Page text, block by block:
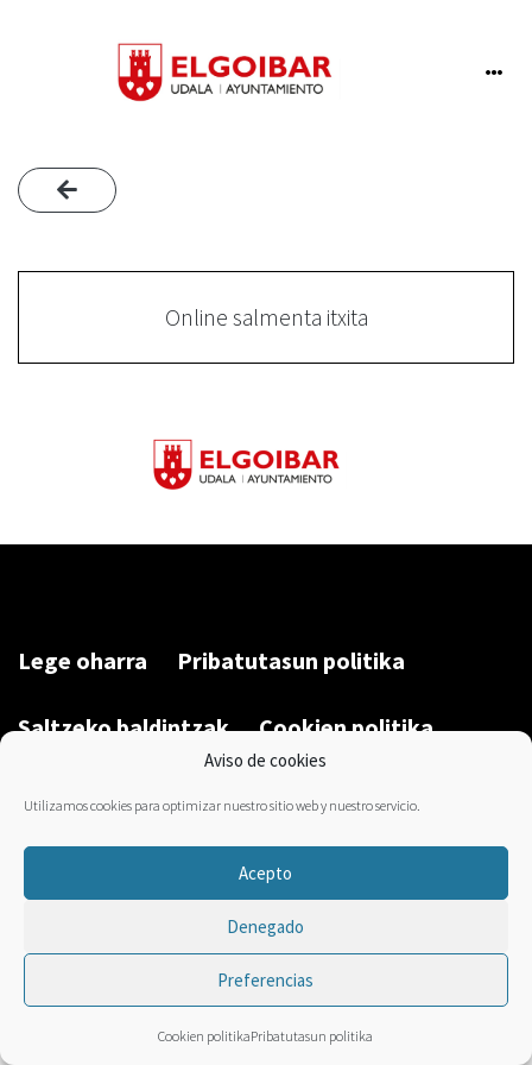
Aviso de cookies
Utilizamos cookies para optimizar nuestro sitio web y nuestro servicio.
Acepto
Denegado
Preferencias
Cookien politikaPribatutasun politika
Online salmenta itxita
Lege oharra Pribatutasun politika
Saltzeko baldintzak Cookien politika
Garatu du/Desarrollado por:Bravo Manager2026